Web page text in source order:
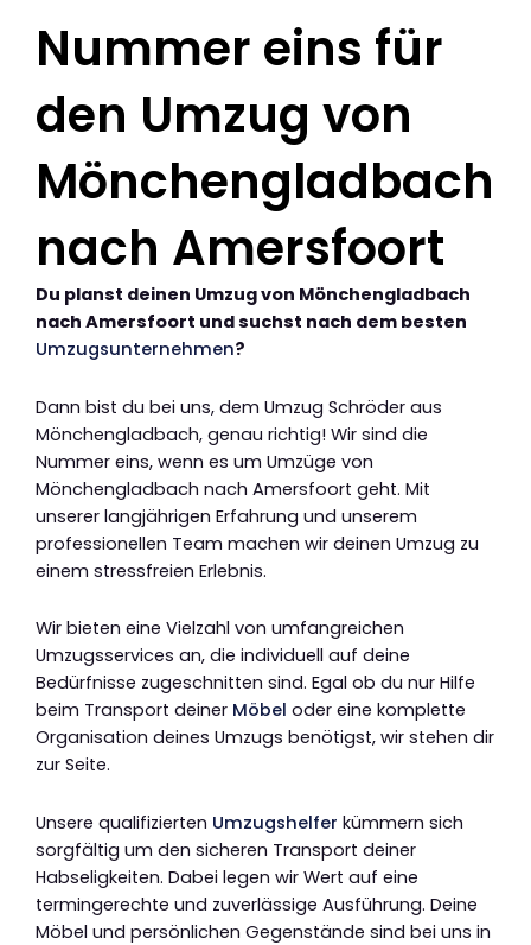
Nummer eins für
den Umzug von
Mönchengladbach
nach Amersfoort
Du planst deinen Umzug von Mönchengladbach
nach Amersfoort und suchst nach dem besten
Umzugsunternehmen?
Dann bist du bei uns, dem Umzug Schröder aus
Mönchengladbach, genau richtig! Wir sind die
Nummer eins, wenn es um Umzüge von
Mönchengladbach nach Amersfoort geht. Mit
unserer langjährigen Erfahrung und unserem
professionellen Team machen wir deinen Umzug zu
einem stressfreien Erlebnis.
Wir bieten eine Vielzahl von umfangreichen
Umzugsservices an, die individuell auf deine
Bedürfnisse zugeschnitten sind. Egal ob du nur Hilfe
beim Transport deiner Möbel oder eine komplette
Organisation deines Umzugs benötigst, wir stehen dir
zur Seite.
Unsere qualifizierten Umzugshelfer kümmern sich
sorgfältig um den sicheren Transport deiner
Habseligkeiten. Dabei legen wir Wert auf eine
termingerechte und zuverlässige Ausführung. Deine
Möbel und persönlichen Gegenstände sind bei uns in